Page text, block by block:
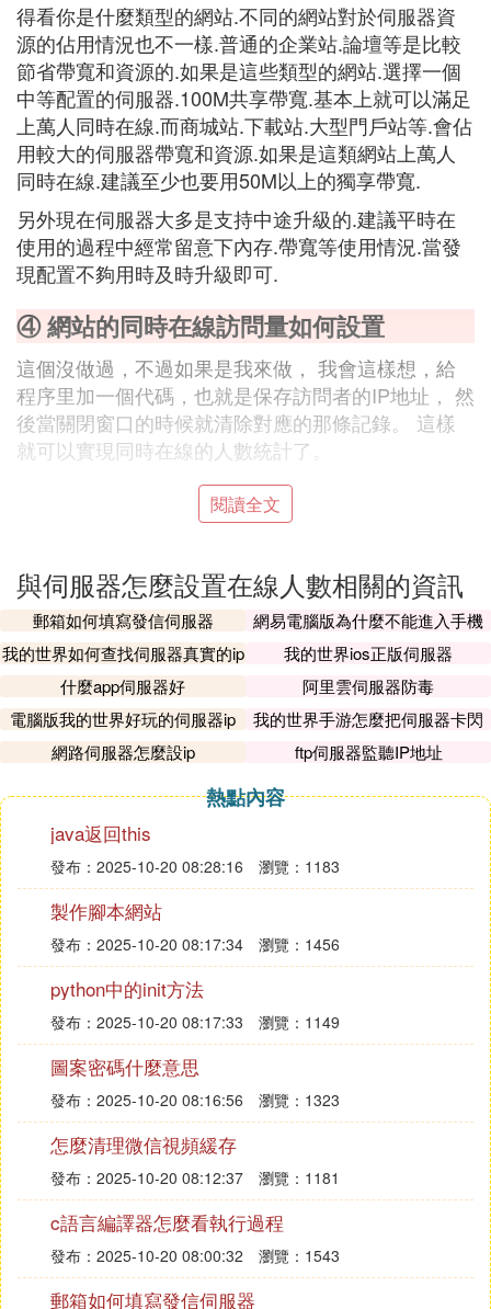
得看你是什麼類型的網站.不同的網站對於伺服器資
源的佔用情況也不一樣.普通的企業站.論壇等是比較
節省帶寬和資源的.如果是這些類型的網站.選擇一個
中等配置的伺服器.100M共享帶寬.基本上就可以滿足
上萬人同時在線.而商城站.下載站.大型門戶站等.會佔
用較大的伺服器帶寬和資源.如果是這類網站上萬人
同時在線.建議至少也要用50M以上的獨享帶寬.
另外現在伺服器大多是支持中途升級的.建議平時在
使用的過程中經常留意下內存.帶寬等使用情況.當發
現配置不夠用時及時升級即可.
④ 網站的同時在線訪問量如何設置
這個沒做過，不過如果是我來做， 我會這樣想，給
程序里加一個代碼，也就是保存訪問者的IP地址， 然
後當關閉窗口的時候就清除對應的那條記錄。 這樣
就可以實現同時在線的人數統計了。
⑤ 在線人數和伺服器配置問題
注冊用戶與在線人數是不同概念的,所以無法根據注
冊人數來判斷帶寬.
主要是要看程序,架構等等
我們先看硬體
CPU:
採用P4 的處理器大概也就同時支持400-600人同時在
線，如果是單Xeon，1500人同時在線也差不多是極
限了。如果是雙Xeon，可以支持300人以上同時在線
到目前位置，如果想做訪問量、想做人氣，選用性能
比較強勁的CPU還是有足夠理由的，比較推崇的還是
採用Xeon 系統，P4 畢竟是入門級的配置，雖然雙核
P4D 性能已經比以前大幅提升，但在多任務處理中，
雙路 Xeon 的表現還是遙遙領先，而且對於多客戶訪
問的支持也更加穩定。
推薦CPU: Xeon Nocona 5110*2
內存:
不管是靜態頁面的網址還是動態頁面的網站，最好都
盡量使用大容量內存，尤其是現在的伺服器，內存的
運行速度已經不是什麼重要問題，DDR 333、DDR 4
00或者DDR2 其實區別都不大，最重要的只有兩點：
內存的容量和糾錯（如ECC）。由於伺服器有大量的
數據需要臨時緩存到內存里，所以訪問量大的時候內
存的佔用也是較大的，而當內存不夠用的時候，虛擬
內存的工作壓力就非常大，其實就是磁碟工作壓力會
閱讀全文
與伺服器怎麼設置在線人數相關的資訊
郵箱如何填寫發信伺服器
網易電腦版為什麼不能進入手機
伺服器
我的世界如何查找伺服器真實的ip
我的世界ios正版伺服器
什麼app伺服器好
阿里雲伺服器防毒
電腦版我的世界好玩的伺服器ip
我的世界手游怎麼把伺服器卡閃
退
網路伺服器怎麼設ip ftp伺服器監聽IP地址
熱點內容
java返回this
發布：2025-10-20 08:28:16 瀏覽：1183
製作腳本網站
發布：2025-10-20 08:17:34 瀏覽：1456
python中的init方法
發布：2025-10-20 08:17:33 瀏覽：1149
圖案密碼什麼意思
發布：2025-10-20 08:16:56 瀏覽：1323
怎麼清理微信視頻緩存
發布：2025-10-20 08:12:37 瀏覽：1181
c語言編譯器怎麼看執行過程
發布：2025-10-20 08:00:32 瀏覽：1543
郵箱如何填寫發信伺服器